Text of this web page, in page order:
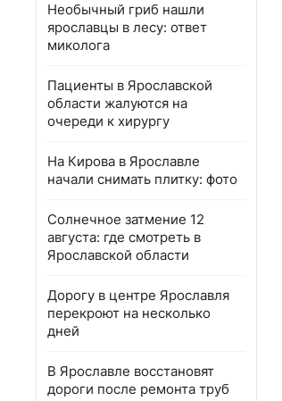
Необычный гриб нашли
ярославцы в лесу: ответ
миколога
Пациенты в Ярославской
области жалуются на
очереди к хирургу
На Кирова в Ярославле
начали снимать плитку: фото
Солнечное затмение 12
августа: где смотреть в
Ярославской области
Дорогу в центре Ярославля
перекроют на несколько
дней
В Ярославле восстановят
дороги после ремонта труб